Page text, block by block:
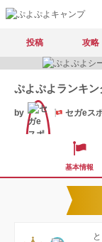
投稿 攻略
ぷよぷよランキ
by セガeス
基本情報